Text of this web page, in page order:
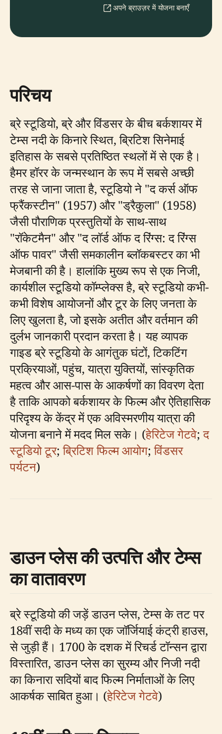
अपने ब्राउज़र में योजना बनाएँ
परिचय
ब्रे स्टूडियो, ब्रे और विंडसर के बीच बर्कशायर में
टेम्स नदी के किनारे स्थित, ब्रिटिश सिनेमाई
इतिहास के सबसे प्रतिष्ठित स्थलों में से एक है।
हैमर हॉरर के जन्मस्थान के रूप में सबसे अच्छी
तरह से जाना जाता है, स्टूडियो ने "द कर्स ऑफ
फ्रैंकस्टीन" (1957) और "ड्रैकुला" (1958)
जैसी पौराणिक प्रस्तुतियों के साथ-साथ
"रॉकेटमैन" और "द लॉर्ड ऑफ द रिंग्स: द रिंग्स
ऑफ पावर" जैसी समकालीन ब्लॉकबस्टर का भी
मेजबानी की है। हालांकि मुख्य रूप से एक निजी,
कार्यशील स्टूडियो कॉम्प्लेक्स है, ब्रे स्टूडियो कभी-
कभी विशेष आयोजनों और टूर के लिए जनता के
लिए खुलता है, जो इसके अतीत और वर्तमान की
दुर्लभ जानकारी प्रदान करता है। यह व्यापक
गाइड ब्रे स्टूडियो के आगंतुक घंटों, टिकटिंग
प्रक्रियाओं, पहुंच, यात्रा युक्तियों, सांस्कृतिक
महत्व और आस-पास के आकर्षणों का विवरण देता
है ताकि आपको बर्कशायर के फिल्म और ऐतिहासिक
परिदृश्य के केंद्र में एक अविस्मरणीय यात्रा की
योजना बनाने में मदद मिल सके। (हेरिटेज गेटवे;द
स्टूडियो टूर;ब्रिटिश फिल्म आयोग;विंडसर
पर्यटन)
डाउन प्लेस की उत्पत्ति और टेम्स
का वातावरण
ब्रे स्टूडियो की जड़ें डाउन प्लेस, टेम्स के तट पर
18वीं सदी के मध्य का एक जॉर्जियाई कंट्री हाउस,
से जुड़ी हैं। 1700 के दशक में रिचर्ड टॉन्सन द्वारा
विस्तारित, डाउन प्लेस का सुरम्य और निजी नदी
का किनारा सदियों बाद फिल्म निर्माताओं के लिए
आकर्षक साबित हुआ। (हेरिटेज गेटवे)